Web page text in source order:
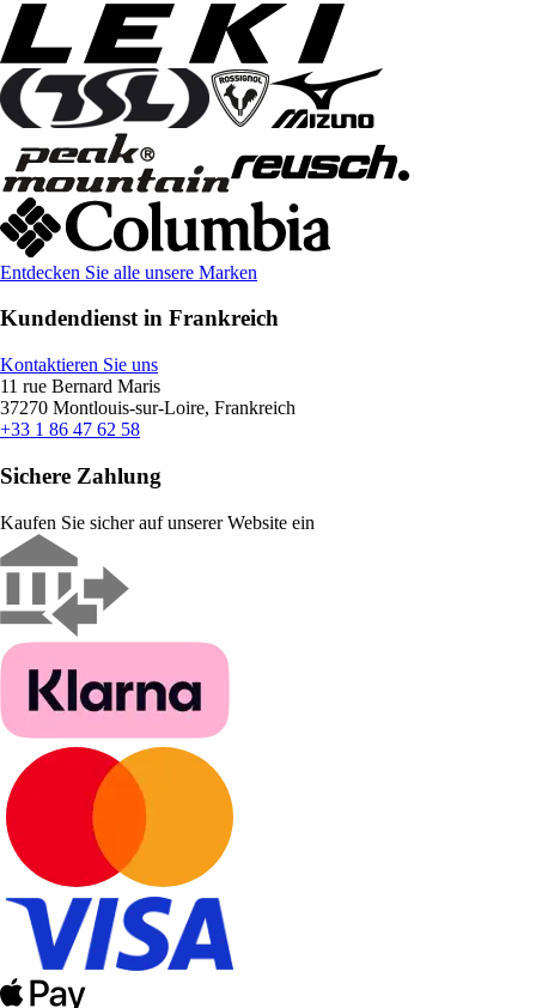
Entdecken Sie alle unsere Marken
Kundendienst in Frankreich
Kontaktieren Sie uns
11 rue Bernard Maris
37270 Montlouis-sur-Loire, Frankreich
+33 1 86 47 62 58
Sichere Zahlung
Kaufen Sie sicher auf unserer Website ein